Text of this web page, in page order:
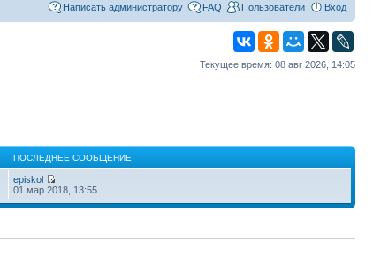
Написать администратору FAQ Пользователи Вход
Текущее время: 08 авг 2026, 14:05
ПОСЛЕДНЕЕ СООБЩЕНИЕ
episkol
01 мар 2018, 13:55